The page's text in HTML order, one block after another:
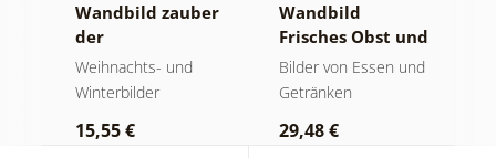
Wandbild zauber
der
weihnachtlichen
geschmäcker
Weihnachts- und
Winterbilder
15,55 €
Wandbild
Frisches Obst und
Gemüse
Bilder von Essen und
Getränken
29,48 €